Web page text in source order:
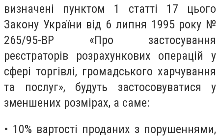
визначені пунктом 1 статті 17 цього
Закону України від 6 липня 1995 року №
265/95-ВР «Про застосування
реєстраторів розрахункових операцій у
сфері торгівлі, громадського харчування
та послуг», будуть застосовуватися у
зменшених розмірах, а саме:
• 10% вартості проданих з порушеннями,